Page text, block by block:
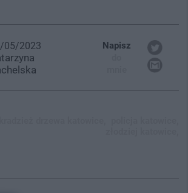
05/2023
Napisz